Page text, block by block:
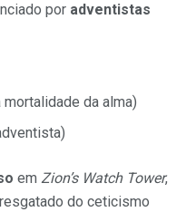
por adventistas
da alma)
em Zion’s Watch Tower,
do ceticismo